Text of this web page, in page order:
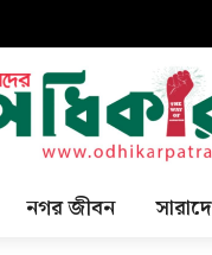
নগর জীবন